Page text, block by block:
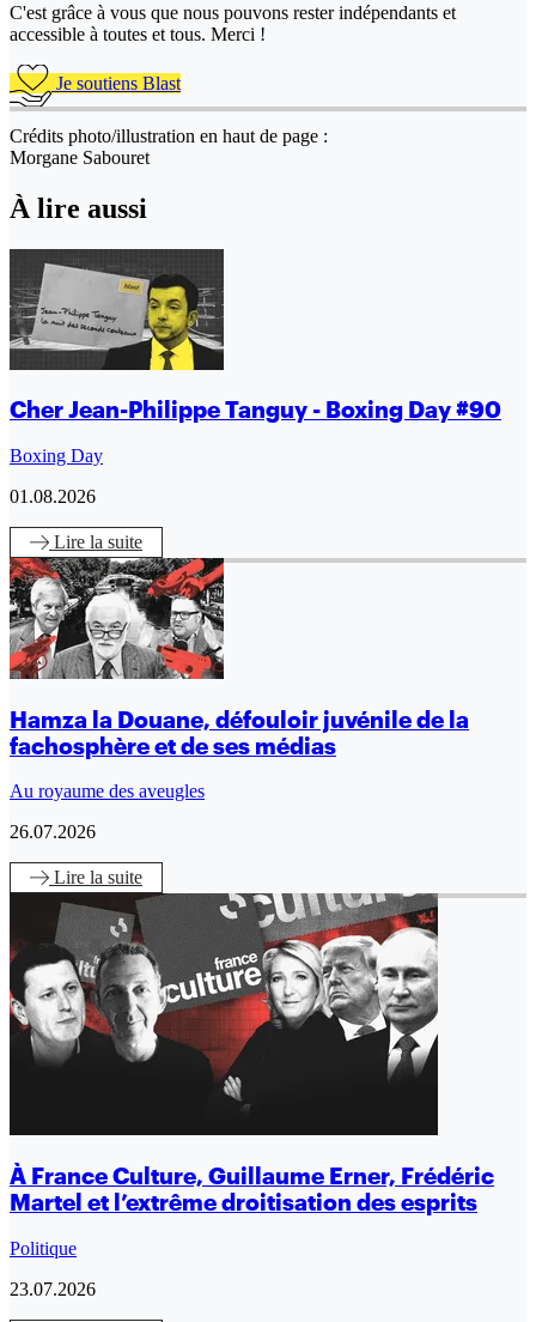
C'est grâce à vous que nous pouvons rester indépendants et
accessible à toutes et tous. Merci !
Je soutiens Blast
Crédits photo/illustration en haut de page :
Morgane Sabouret
À lire aussi
Cher Jean-Philippe Tanguy - Boxing Day #90
Boxing Day
01.08.2026
Lire la suite
Hamza la Douane, défouloir juvénile de la
fachosphère et de ses médias
Au royaume des aveugles
26.07.2026
Lire la suite
À France Culture, Guillaume Erner, Frédéric
Martel et l’extrême droitisation des esprits
Politique
23.07.2026